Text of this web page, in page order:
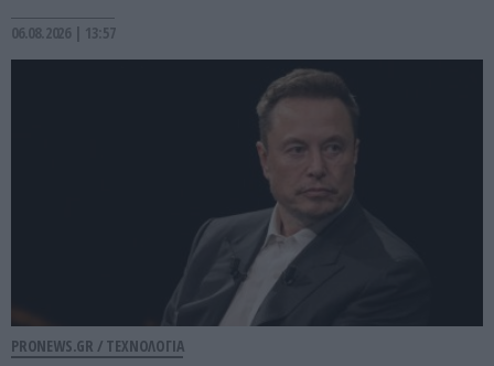
06.08.2026 | 13:57
PRONEWS.GR / ΤΕΧΝΟΛΟΓΙΑ